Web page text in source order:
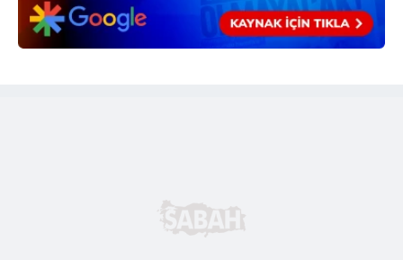
almak için lütfen
tıklayınız